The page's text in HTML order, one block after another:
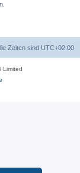
Zeiten sind UTC+02:00
Limited